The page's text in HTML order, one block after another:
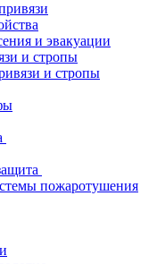
и эвакуации
и стропы
и стропы
пожаротушения